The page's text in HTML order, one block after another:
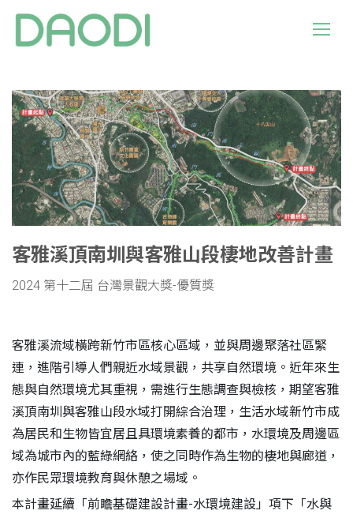
客雅溪頂南圳與客雅山段棲地改善計畫
2024 第十二屆 台灣景觀大獎-優質獎
客雅溪流域橫跨新竹市區核心區域，並與周邊聚落社區緊
連，進階引導人們親近水域景觀，共享自然環境。近年來生
態與自然環境尤其重視，需進行生態調查與檢核，期望客雅
溪頂南圳與客雅山段水域打開綜合治理，生活水域新竹市成
為居民和生物皆宜居且具環境素養的都市，水環境及周邊區
域為城市內的藍綠網絡，使之同時作為生物的棲地與廊道，
亦作民眾環境教育與休憩之場域。
本計畫延續「前瞻基礎建設計畫-水環境建設」項下「水與